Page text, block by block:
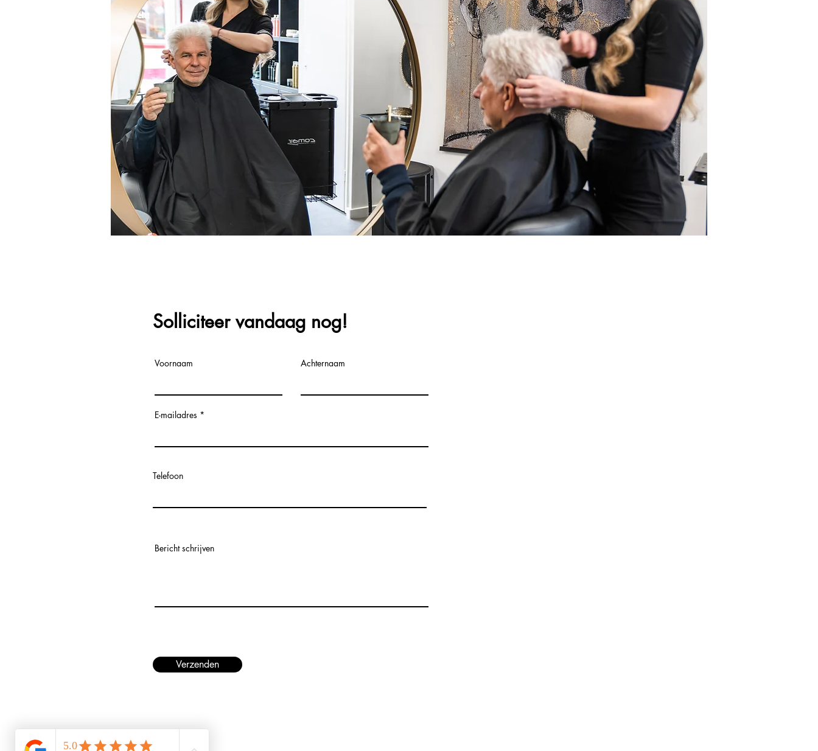
Solliciteer vandaag nog!
Voornaam Achternaam
E-mailadres
Telefoon
Bericht schrijven
Verzenden